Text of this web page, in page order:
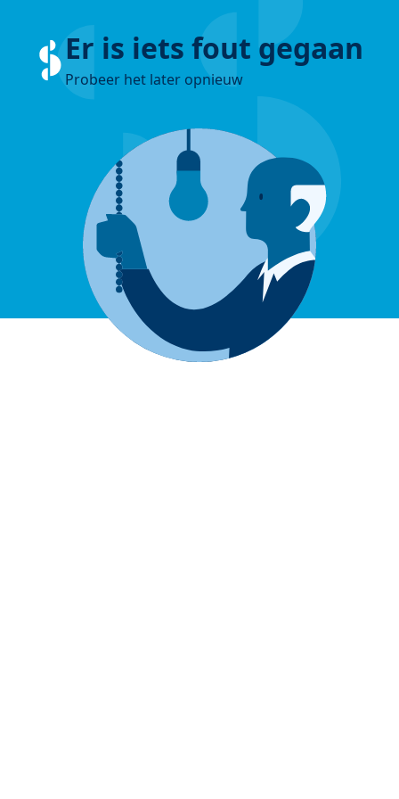
Er is iets fout gegaan
Probeer het later opnieuw